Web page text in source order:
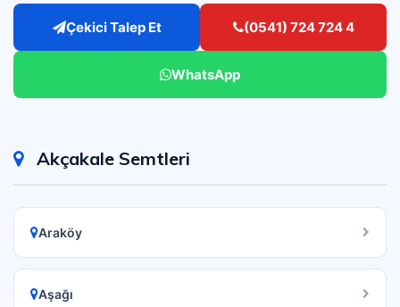
Çekici Talep Et (0541) 724 724 4
WhatsApp
Akçakale Semtleri
Araköy
Aşağı